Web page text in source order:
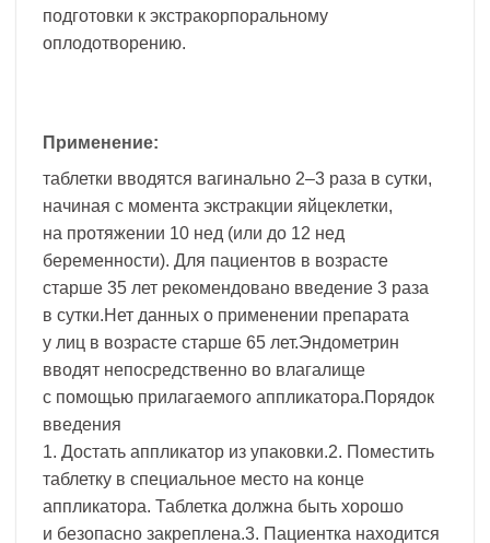
подготовки к экстракорпоральному
оплодотворению.
Применение:
таблетки вводятся вагинально 2–3 раза в сутки,
начиная с момента экстракции яйцеклетки,
на протяжении 10 нед (или до 12 нед
беременности). Для пациентов в возрасте
старше 35 лет рекомендовано введение 3 раза
в сутки.Нет данных о применении препарата
у лиц в возрасте старше 65 лет.Эндометрин
вводят непосредственно во влагалище
с помощью прилагаемого аппликатора.Порядок
введения
1. Достать аппликатор из упаковки.2. Поместить
таблетку в специальное место на конце
аппликатора. Таблетка должна быть хорошо
и безопасно закреплена.3. Пациентка находится